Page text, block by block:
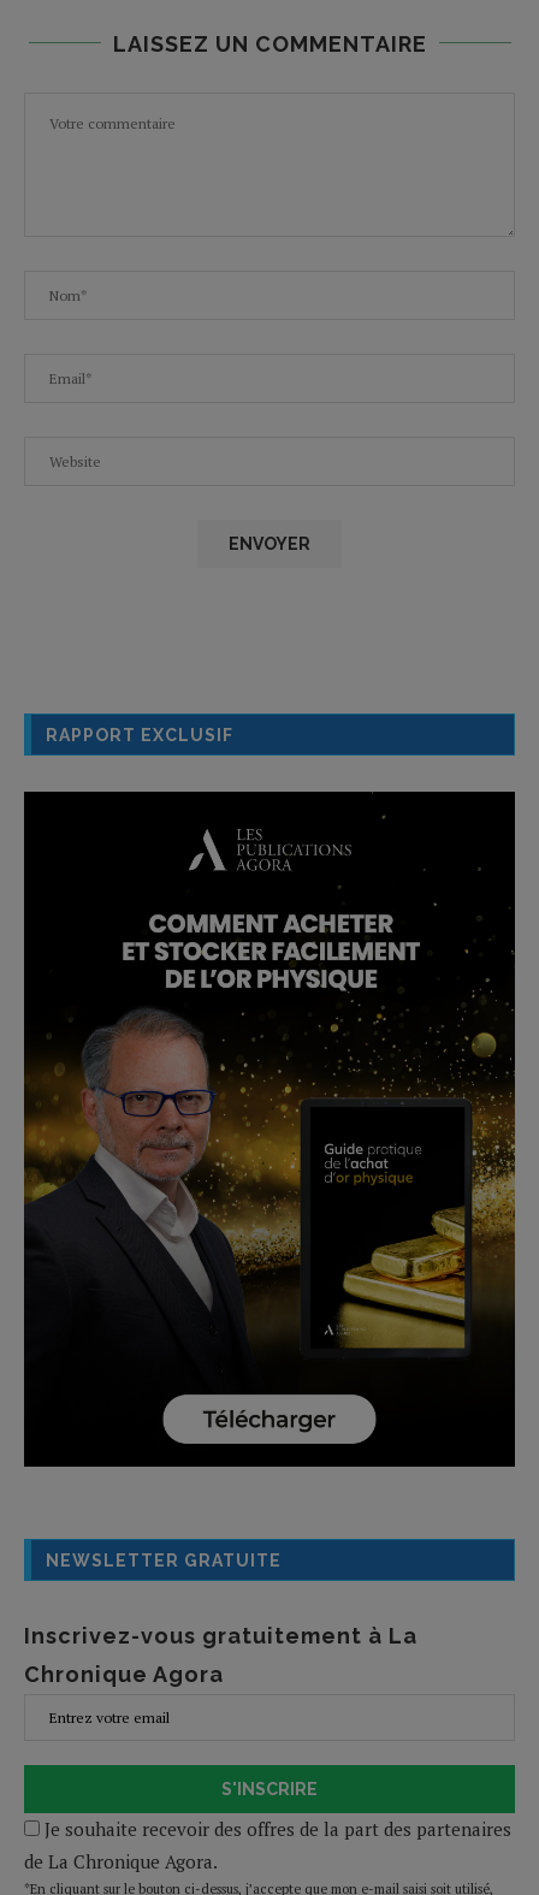
LAISSEZ UN COMMENTAIRE
RAPPORT EXCLUSIF
NEWSLETTER GRATUITE
Inscrivez-vous gratuitement à La
Chronique Agora
S'INSCRIRE
Je souhaite recevoir des offres de la part des partenaires
de La Chronique Agora.
*En cliquant sur le bouton ci-dessus, j’accepte que mon e-mail saisi soit utilisé,